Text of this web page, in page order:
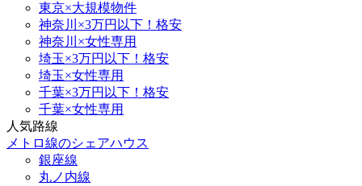
東京×大規模物件
神奈川×3万円以下！格安
神奈川×女性専用
埼玉×3万円以下！格安
埼玉×女性専用
千葉×3万円以下！格安
千葉×女性専用
人気路線
メトロ線のシェアハウス
銀座線
丸ノ内線